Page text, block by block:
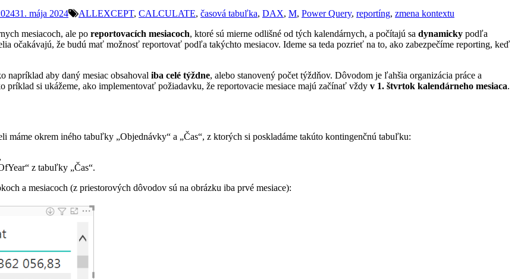
31. mája 2024 ALLEXCEPT, CALCULATE, časová tabuľka, DAX, M, Power Query, reportíng, zmena kontextu
mesiacoch, ale po reportovacích mesiacoch, ktoré sú mierne odlišné od tých kalendárnych, a počítajú sa dynamicky podľa
očakávajú, že budú mať možnosť reportovať podľa takýchto mesiacov. Ideme sa teda pozrieť na to, ako zabezpečíme reporting, keď
napríklad aby daný mesiac obsahoval iba celé týždne, alebo stanovený počet týždňov. Dôvodom je ľahšia organizácia práce a
si ukážeme, ako implementovať požiadavku, že reportovacie mesiace majú začínať vždy v 1. štvrtok kalendárneho mesiaca.
máme okrem iného tabuľky „Objednávky“ a „Čas“, z ktorých si poskladáme takúto kontingenčnú tabuľku:
z tabuľky „Čas“.
a mesiacoch (z priestorových dôvodov sú na obrázku iba prvé mesiace):